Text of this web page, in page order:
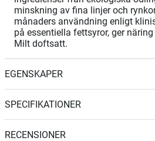
minskning av fina linjer och
månaders användning enligt
på essentiella fettsyror, ger
Milt doftsatt.
EGENSKAPER
SPECIFIKATIONER
RECENSIONER